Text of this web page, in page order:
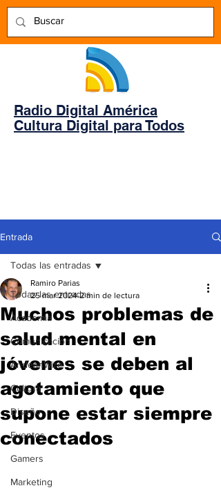
Radio Digital América
Cultura Digital para Todos
Entrada
Todas las entradas
Academia
Comunicación
AndeanWire
Cultura
Diseño
Eventos
Gamers
Marketing
Todas las entradas
Muchos problemas de
salud mental en
jóvenes se deben al
agotamiento que
supone estar siempre
conectados
Ramiro Parias
25 mar 2024 2 min de lectura